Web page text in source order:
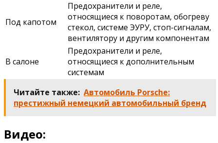
Под капотом
Предохранители и реле,
относящиеся к поворотам, обогреву
стекол, системе ЭУРУ, стоп-сигналам,
вентилятору и другим компонентам
В салоне
Предохранители и реле,
относящиеся к дополнительным
системам
Читайте также: Автомобиль Porsche:
престижный немецкий автомобильный бренд
Видео: